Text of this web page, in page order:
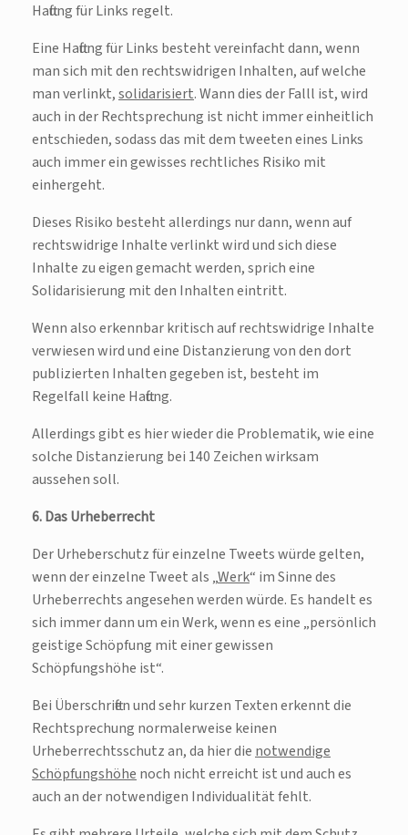
Haftung für Links regelt.
Eine Haftung für Links besteht vereinfacht dann, wenn
man sich mit den rechtswidrigen Inhalten, auf welche
man verlinkt,solidarisiert. Wann dies der Falll ist, wird
auch in der Rechtsprechung ist nicht immer einheitlich
entschieden, sodass das mit dem tweeten eines Links
auch immer ein gewisses rechtliches Risiko mit
einhergeht.
Dieses Risiko besteht allerdings nur dann, wenn auf
rechtswidrige Inhalte verlinkt wird und sich diese
Inhalte zu eigen gemacht werden, sprich eine
Solidarisierung mit den Inhalten eintritt.
Wenn also erkennbar kritisch auf rechtswidrige Inhalte
verwiesen wird und eine Distanzierung von den dort
publizierten Inhalten gegeben ist, besteht im
Regelfall keine Haftung.
Allerdings gibt es hier wieder die Problematik, wie eine
solche Distanzierung bei 140 Zeichen wirksam
aussehen soll.
6. Das Urheberrecht
Der Urheberschutz für einzelne Tweets würde gelten,
wenn der einzelne Tweet als „Werk“ im Sinne des
Urheberrechts angesehen werden würde. Es handelt es
sich immer dann um ein Werk, wenn es eine „persönlich
geistige Schöpfung mit einer gewissen
Schöpfungshöhe ist“.
Bei Überschriften und sehr kurzen Texten erkennt die
Rechtsprechung normalerweise keinen
Urheberrechtsschutz an, da hier die notwendige
Schöpfungshöhe noch nicht erreicht ist und auch es
auch an der notwendigen Individualität fehlt.